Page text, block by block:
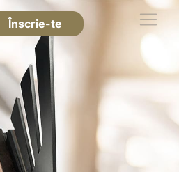
Înscrie-te